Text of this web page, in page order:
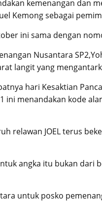
kemenangan dan
Kemong sebagai
ini sama dengan
Nusantara
langit yang
hari Kesaktian
ini menandakan kode
relawan JOEL terus
angka itu bukan dari
untuk posko